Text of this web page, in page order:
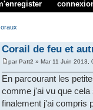
Corail de feu et
parPatt2 » Mar 11 Juin 2013,
En parcourant les
comme j'ai vu que cela
finalement j'ai compris